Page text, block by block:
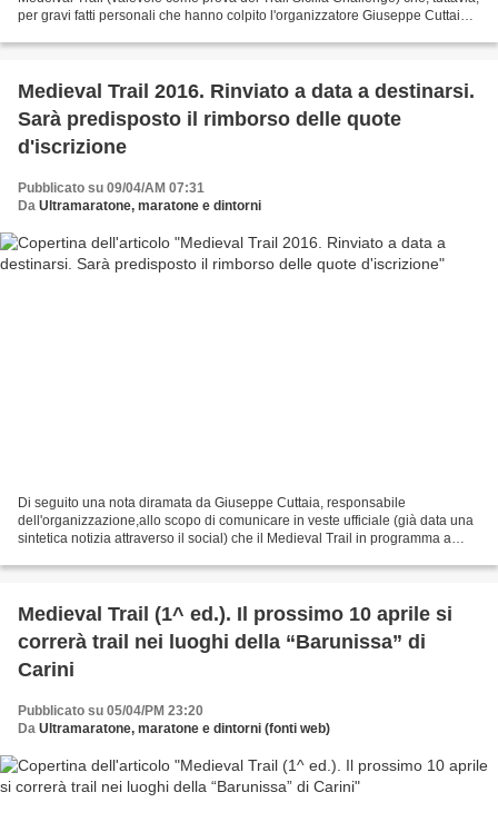
per gravi fatti personali che hanno colpito l'organizzatore Giuseppe Cuttaia
Medieval Trail 2016. Rinviato a data a destinarsi.
Sarà predisposto il rimborso delle quote
d'iscrizione
Pubblicato su 09/04/AM 07:31
Da Ultramaratone, maratone e dintorni
Di seguito una nota diramata da Giuseppe Cuttaia, responsabile
dell'organizzazione,allo scopo di comunicare in veste ufficiale (già data una
sintetica notizia attraverso il social) che il Medieval Trail in programma a
Medieval Trail (1^ ed.). Il prossimo 10 aprile si
correrà trail nei luoghi della “Barunissa” di
Carini
Pubblicato su 05/04/PM 23:20
Da Ultramaratone, maratone e dintorni (fonti web)